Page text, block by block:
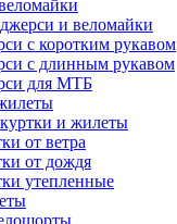
и веломайки
с коротким рукавом
с длинным рукавом
для МТБ
и жилеты
от ветра
от дождя
утепленные